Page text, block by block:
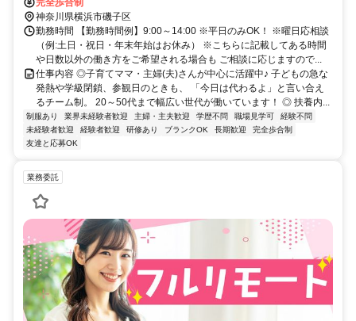
完全歩合制
神奈川県横浜市磯子区
勤務時間 【勤務時間例】9:00～14:00 ※平日のみOK！ ※曜日応相談
（例:土日・祝日・年末年始はお休み） ※こちらに記載してある時間
や日数以外の働き方をご希望される場合も ご相談に応じますので...
仕事内容 ◎子育てママ・主婦(夫)さんが中心に活躍中♪ 子どもの急な
発熱や学級閉鎖、参観日のときも、 「今日は代わるよ」と言い合え
るチーム制。 20～50代まで幅広い世代が働いています！ ◎ 扶養内...
制服あり 業界未経験者歓迎 主婦・主夫歓迎 学歴不問 職場見学可
経験不問
未経験者歓迎
経験者歓迎 研修あり ブランクOK 長期歓迎
完全歩合制
友達と応募OK
業務委託